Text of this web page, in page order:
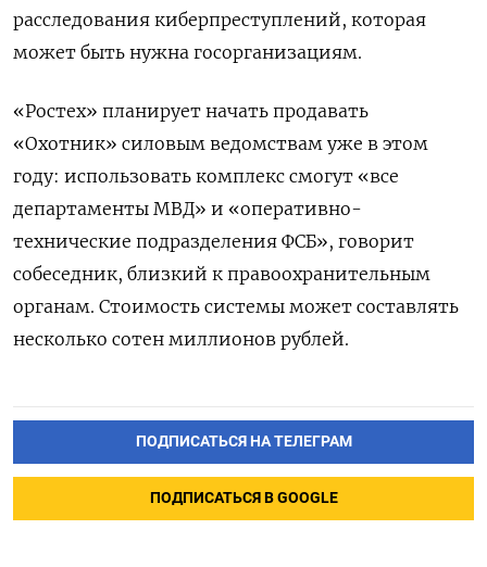
расследования киберпреступлений, которая
может быть нужна госорганизациям.
«Ростех» планирует начать продавать
«Охотник» силовым ведомствам уже в этом
году: использовать комплекс смогут «все
департаменты МВД» и «оперативно-
технические подразделения ФСБ», говорит
собеседник, близкий к правоохранительным
органам. Стоимость системы может составлять
несколько сотен миллионов рублей.
ПОДПИСАТЬСЯ НА ТЕЛЕГРАМ
ПОДПИСАТЬСЯ В GOOGLE